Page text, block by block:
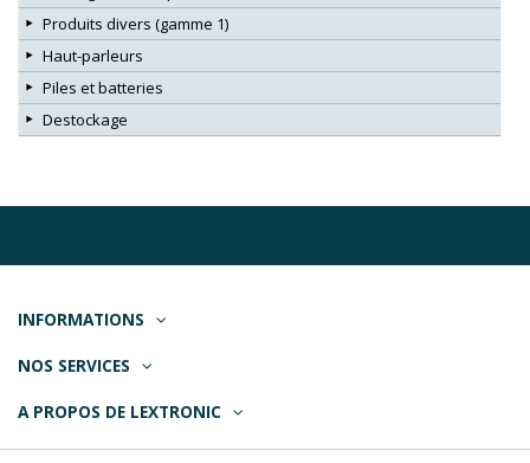
Produits divers (gamme 1)
Haut-parleurs
Piles et batteries
Destockage
INFORMATIONS
NOS SERVICES
A PROPOS DE LEXTRONIC